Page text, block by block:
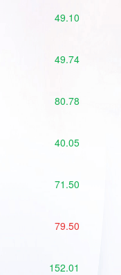
49.10
49.74
80.78
40.05
71.50
79.50
152.01